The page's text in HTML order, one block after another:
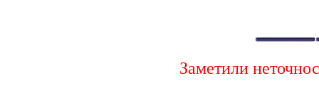
Заметили